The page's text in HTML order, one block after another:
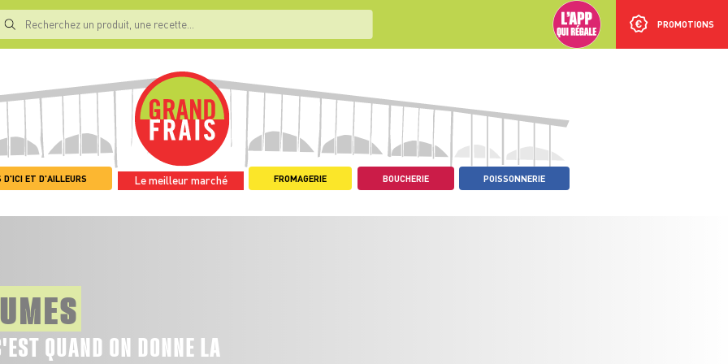
PROMOTIONS
D'ICI ET D'AILLEURS Le meilleur marché FROMAGERIE BOUCHERIE POISSONNERIE
QUAND ON DONNE LA